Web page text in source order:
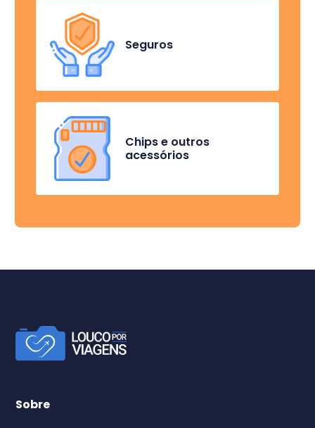
Seguros
Chips e outros
acessórios
Sobre